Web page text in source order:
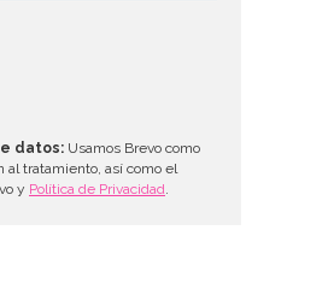
datos: Usamos Brevo como
tratamiento, así como el
y Política de Privacidad